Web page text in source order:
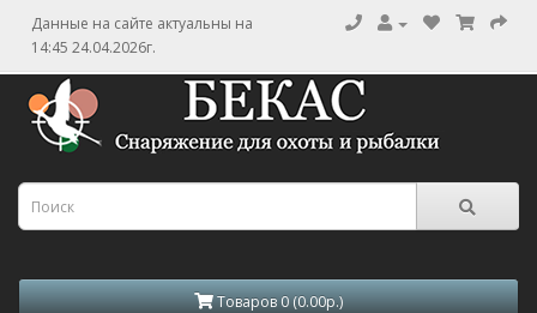
Данные на сайте актуальны на
14:45 24.04.2026г.
Товаров 0 (0.00р.)